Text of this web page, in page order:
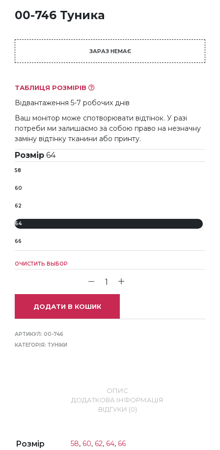
00-746 Туника
ЗАРАЗ НЕМАЄ
ТАБЛИЦЯ РОЗМІРІВ
Відвантаження 5-7 робочих днів
Ваш монітор може спотворювати відтінок. У разі
потреби ми залишаємо за собою право на незначну
заміну відтінку тканини або принту.
Розмір 64
58
60
62
64
66
ОЧИСТИТЬ ВЫБОР
ДОДАТИ В КОШИК
АРТИКУЛ: 00-746
КАТЕГОРІЯ: ТУНІКИ
ОПИС
ДОДАТКОВА ІНФОРМАЦІЯ
ВІДГУКИ (0)
Розмір 58, 60, 62, 64, 66